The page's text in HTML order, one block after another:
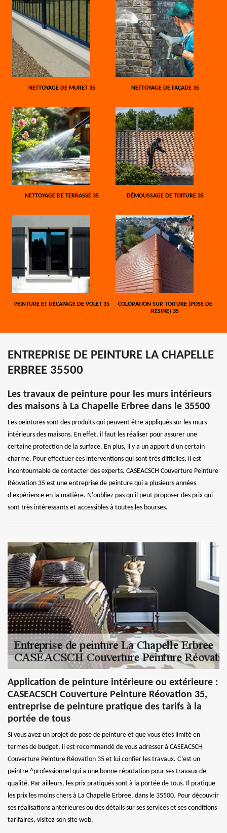
NETTOYAGE DE MURET 35 NETTOYAGE DE FAÇADE 35
NETTOYAGE DE TERRASSE 35 DÉMOUSSAGE DE TOITURE 35
PEINTURE ET DÉCAPAGE DE VOLET 35
COLORATION SUR TOITURE (POSE DE
RÉSINE) 35
ENTREPRISE DE PEINTURE LA CHAPELLE
ERBREE 35500
Les travaux de peinture pour les murs intérieurs
des maisons à La Chapelle Erbree dans le 35500
Les peintures sont des produits qui peuvent être appliqués sur les murs
intérieurs des maisons. En effet, il faut les réaliser pour assurer une
certaine protection de la surface. En plus, il y a un apport d'un certain
charme. Pour effectuer ces interventions qui sont très difficiles, il est
incontournable de contacter des experts. CASEACSCH Couverture Peinture
Réovation 35 est une entreprise de peinture qui a plusieurs années
d'expérience en la matière. N'oubliez pas qu'il peut proposer des prix qui
sont très intéressants et accessibles à toutes les bourses.
Application de peinture intérieure ou extérieure :
CASEACSCH Couverture Peinture Réovation 35,
entreprise de peinture pratique des tarifs à la
portée de tous
Si vous avez un projet de pose de peinture et que vous êtes limité en
termes de budget, il est recommandé de vous adresser à CASEACSCH
Couverture Peinture Réovation 35 et lui confier les travaux. C’est un
peintre ^professionnel qui a une bonne réputation pour ses travaux de
qualité. Par ailleurs, les prix pratiqués sont à la portée de tous. Il pratique
les prix les moins chers à La Chapelle Erbree, dans le 35500. Pour découvrir
ses réalisations antérieures ou des détails sur ses services et ses conditions
tarifaires, visitez son site web.